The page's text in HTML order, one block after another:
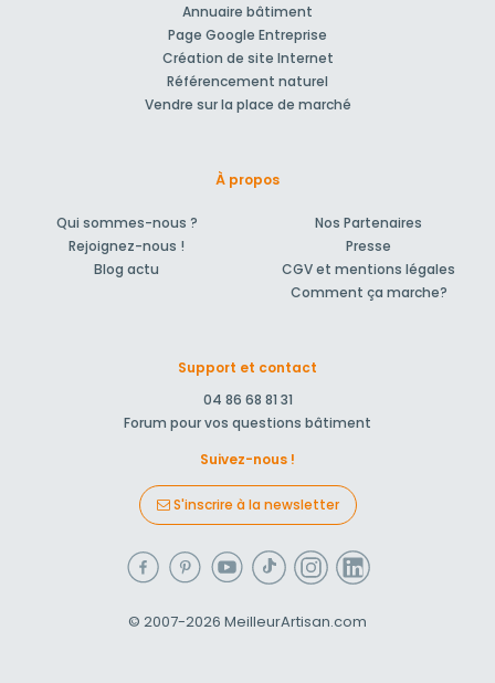
Annuaire bâtiment
Page Google Entreprise
Création de site Internet
Référencement naturel
Vendre sur la place de marché
À propos
Qui sommes-nous ?
Rejoignez-nous !
Blog actu
Nos Partenaires
Presse
CGV et mentions légales
Comment ça marche?
Support et contact
04 86 68 81 31
Forum pour vos questions bâtiment
Suivez-nous !
S'inscrire à la newsletter
© 2007-2026 MeilleurArtisan.com